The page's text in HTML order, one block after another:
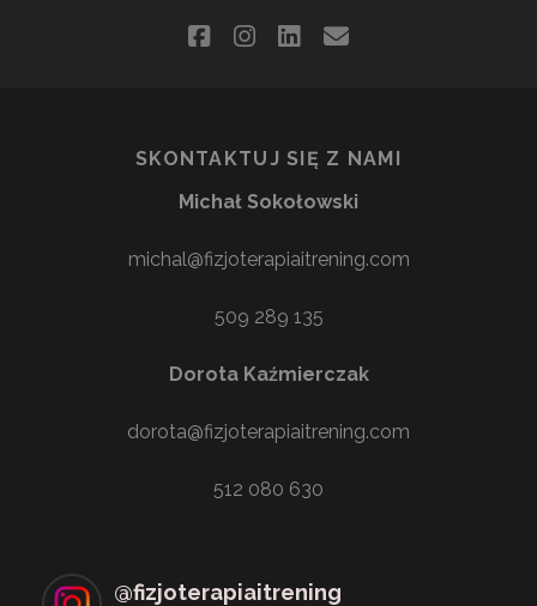
facebookinstagram
linkedin
email
SKONTAKTUJ SIĘ Z NAMI
Michał Sokołowski
michal@fizjoterapiaitrening.com
509 289 135
Dorota Kaźmierczak
dorota@fizjoterapiaitrening.com
512 080 630
@fizjoterapiaitrening